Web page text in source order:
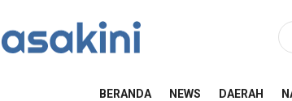
BERANDA NEWS DAERAH